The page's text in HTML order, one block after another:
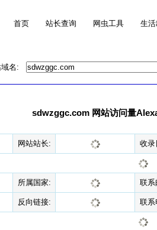
首页 站长查询 网虫工具 生
域名:
sdwzggc.com 网站访问量
网站站长: 收录
所属国家: 联系
反向链接: 联系